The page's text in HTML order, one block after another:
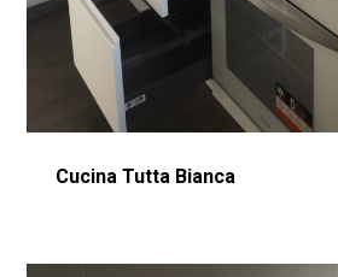
Cucina Tutta Bianca